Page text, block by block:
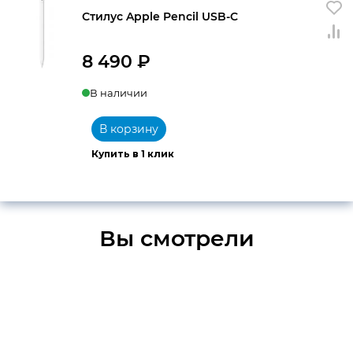
Стилус Apple Pencil USB-C
8 490 ₽
В наличии
Купить в 1 клик
В корзину
Вы смотрели